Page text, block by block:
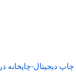
چاپ دیجیتال-چاپخانه در